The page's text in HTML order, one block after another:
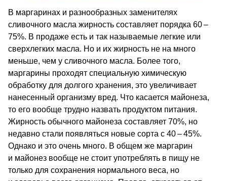
В маргаринах и разнообразных заменителях
сливочного масла жирность составляет порядка 60 –
75%. В продаже есть и так называемые легкие или
сверхлегких масла. Но и их жирность не на много
меньше, чем у сливочного масла. Более того,
маргарины проходят специальную химическую
обработку для долгого хранения, это увеличивает
нанесенный организму вред. Что касается майонеза,
то его вообще трудно назвать продуктом питания.
Жирность обычного майонеза составляет 70%, но
недавно стали появляться новые сорта с 40 – 45%.
Однако и это очень много. В общем же маргарин
и майонез вообще не стоит употреблять в пищу не
только для сохранения нормального веса, но